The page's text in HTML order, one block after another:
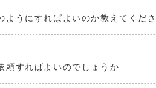
うにすればよいのか教えてくださ
頼すればよいのでしょうか